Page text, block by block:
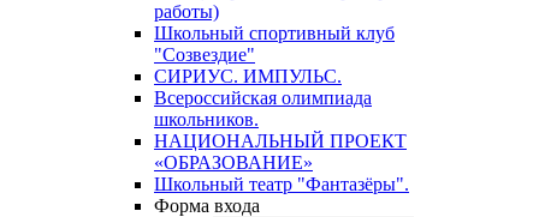
работы)
Школьный спортивный клуб
"Созвездие"
СИРИУС. ИМПУЛЬС.
Всероссийская олимпиада
школьников.
НАЦИОНАЛЬНЫЙ ПРОЕКТ
«ОБРАЗОВАНИЕ»
Школьный театр "Фантазёры".
Форма входа